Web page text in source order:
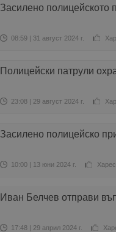
Засилено полицейското
08:59 | 31 август 2024 г.
Полицейски патрули
23:08 | 29 август 2024 г.
Засилено полицейско
10:00 | 13 юни 2024 г.
Иван Белчев отправи
17:48 | 29 април 2024 г.